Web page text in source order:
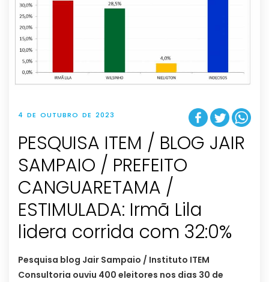
4 DE OUTUBRO DE 2023
PESQUISA ITEM / BLOG JAIR
SAMPAIO / PREFEITO
CANGUARETAMA /
ESTIMULADA: Irmã Lila
lidera corrida com 32:0%
Pesquisa blog Jair Sampaio / Instituto ITEM
Consultoria ouviu 400 eleitores nos dias 30 de